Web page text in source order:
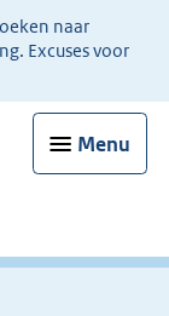
naar
Excuses voor
Menu